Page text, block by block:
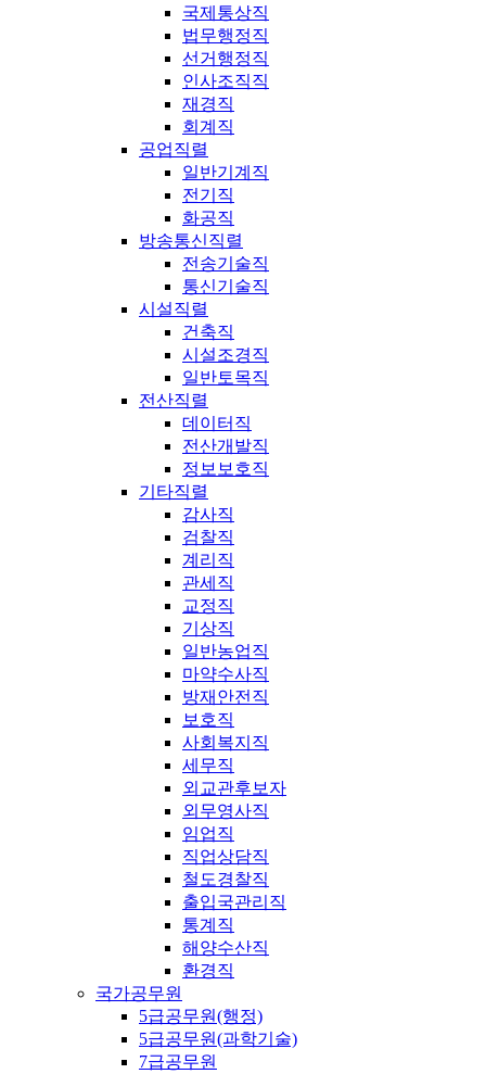
국제통상직
법무행정직
선거행정직
인사조직직
재경직
회계직
공업직렬
일반기계직
전기직
화공직
방송통신직렬
전송기술직
통신기술직
시설직렬
건축직
시설조경직
일반토목직
전산직렬
데이터직
전산개발직
정보보호직
기타직렬
감사직
검찰직
계리직
관세직
교정직
기상직
일반농업직
마약수사직
방재안전직
보호직
사회복지직
세무직
외교관후보자
외무영사직
임업직
직업상담직
철도경찰직
출입국관리직
통계직
해양수산직
환경직
국가공무원
5급공무원(행정)
5급공무원(과학기술)
7급공무원